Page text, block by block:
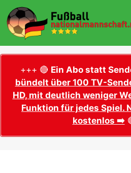
Zum
Inhalt
springen
+++ 🔴 Ein Abo statt
bündelt über 100 TV-
HD, mit deutlich weniger
Funktion für jedes Spiel.
kostenlos ➡️